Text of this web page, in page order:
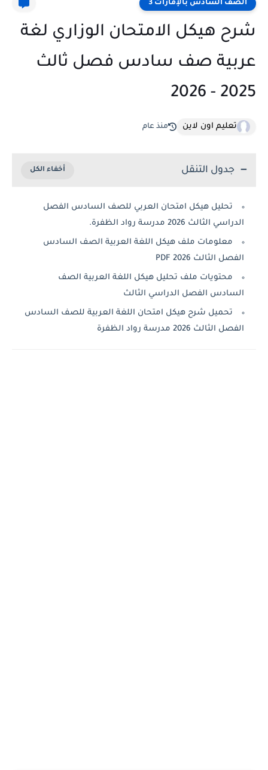
الصف السادس بالإمارات 3
شرح هيكل الامتحان الوزاري لغة
عربية صف سادس فصل ثالث
2025 - 2026
تعليم اون لاين منذ عام
جدول التنقل
تحليل هيكل امتحان العربي للصف السادس الفصل
الدراسي الثالث 2026 مدرسة رواد الظفرة.
معلومات ملف هيكل اللغة العربية الصف السادس
الفصل الثالث 2026 PDF
محتويات ملف تحليل هيكل اللغة العربية الصف
السادس الفصل الدراسي الثالث
تحميل شرح هيكل امتحان اللغة العربية للصف السادس
الفصل الثالث 2026 مدرسة رواد الظفرة